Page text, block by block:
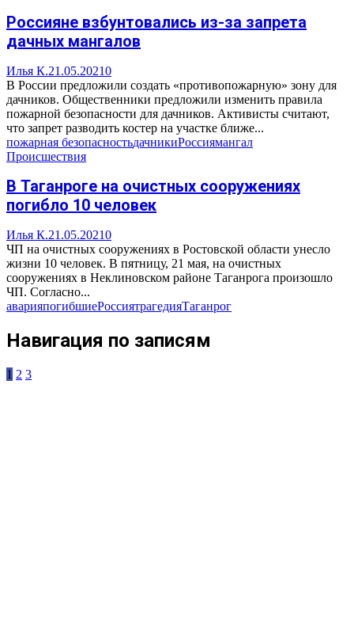
Россияне взбунтовались из-за запрета
дачных мангалов
Илья К.21.05.20210
В России предложили создать «противопожарную» зону для
дачников. Общественники предложили изменить правила
пожарной безопасности для дачников. Активисты считают,
что запрет разводить костер на участке ближе...
пожарная безопасностьдачникиРоссиямангал
Происшествия
В Таганроге на очистных сооружениях
погибло 10 человек
Илья К.21.05.20210
ЧП на очистных сооружениях в Ростовской области унесло
жизни 10 человек. В пятницу, 21 мая, на очистных
сооружениях в Неклиновском районе Таганрога произошло
ЧП. Согласно...
аварияпогибшиеРоссиятрагедияТаганрог
Навигация по записям
1 2 3